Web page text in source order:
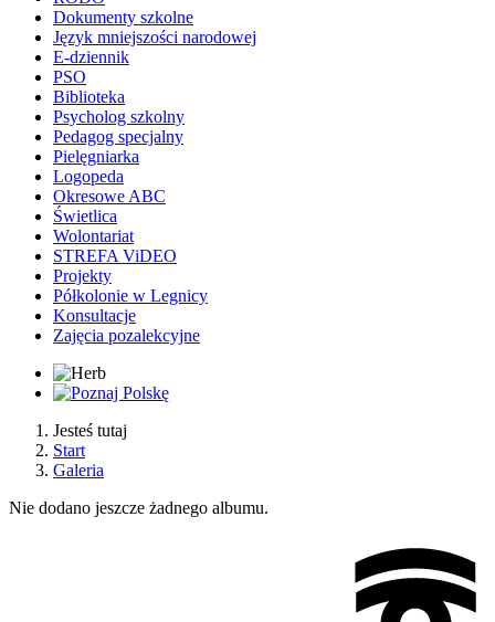
Dokumenty szkolne
Język mniejszości narodowej
E-dziennik
PSO
Biblioteka
Psycholog szkolny
Pedagog specjalny
Pielęgniarka
Logopeda
Okresowe ABC
Świetlica
Wolontariat
STREFA ViDEO
Projekty
Półkolonie w Legnicy
Konsultacje
Zajęcia pozalekcyjne
Jesteś tutaj
Start
Galeria
Nie dodano jeszcze żadnego albumu.